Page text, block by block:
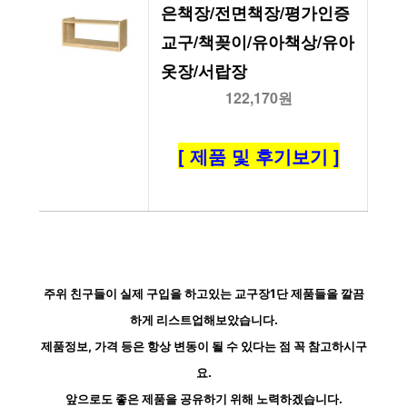
은책장/전면책장/평가인증
교구/책꽂이/유아책상/유아
옷장/서랍장
122,170원
[ 제품 및 후기보기 ]
주위 친구들이 실제 구입을 하고있는 교구장1단 제품들을 깔끔
하게 리스트업해보았습니다.
제품정보, 가격 등은 항상 변동이 될 수 있다는 점 꼭 참고하시구
요.
앞으로도 좋은 제품을 공유하기 위해 노력하겠습니다.